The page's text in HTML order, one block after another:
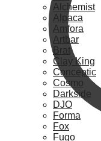
Alchemist
Alpaca
Amfora
Artbar
Brat
Clay King
Conceptic
Cosmo
Darkside
DJO
Forma
Fox
Fugo